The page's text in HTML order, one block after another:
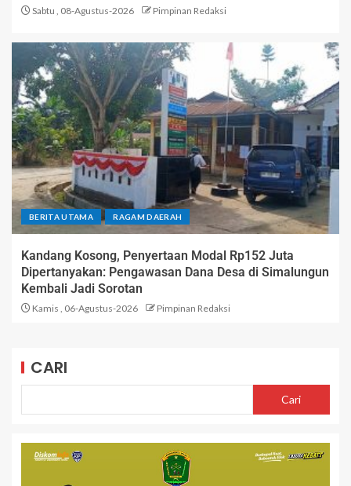
Sabtu , 08-Agustus-2026 Pimpinan Redaksi
BERITA UTAMA RAGAM DAERAH
Kandang Kosong, Penyertaan Modal Rp152 Juta
Dipertanyakan: Pengawasan Dana Desa di Simalungun
Kembali Jadi Sorotan
Kamis , 06-Agustus-2026 Pimpinan Redaksi
CARI
Cari